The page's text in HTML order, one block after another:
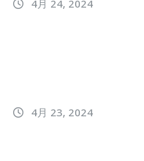
4月 24, 2024
4月 23, 2024